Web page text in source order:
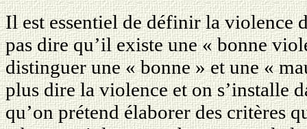
Il est essentiel de définir la violence
pas dire qu’il existe une « bonne
distinguer une « bonne » et une «
plus dire la violence et on s’installe
qu’on prétend élaborer des critères